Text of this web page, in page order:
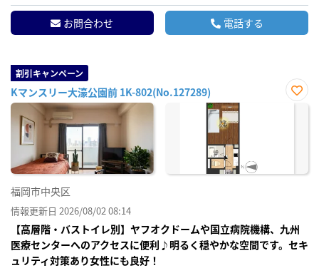
お問合わせ 電話する
割引キャンペーン
Kマンスリー大濠公園前 1K-802(No.127289)
お気
福岡市中央区
情報更新日 2026/08/02 08:14
【高層階・バストイレ別】ヤフオクドームや国立病院機構、九州
医療センターへのアクセスに便利♪明るく穏やかな空間です。セキ
ュリティ対策あり女性にも良好！